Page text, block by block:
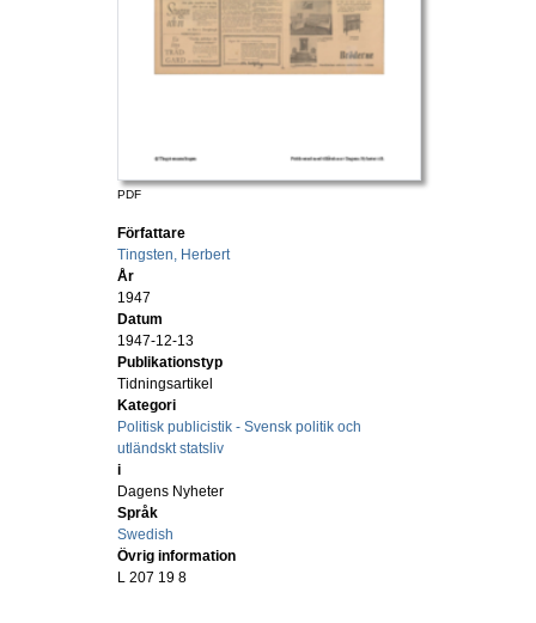
PDF
Författare
Tingsten, Herbert
År
1947
Datum
1947-12-13
Publikationstyp
Tidningsartikel
Kategori
Politisk publicistik - Svensk politik och
utländskt statsliv
i
Dagens Nyheter
Språk
Swedish
Övrig information
L 207 19 8